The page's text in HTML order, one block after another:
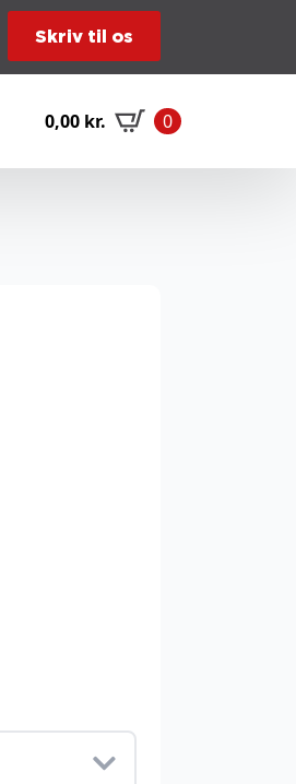
Skriv til os
0,00 kr. 0